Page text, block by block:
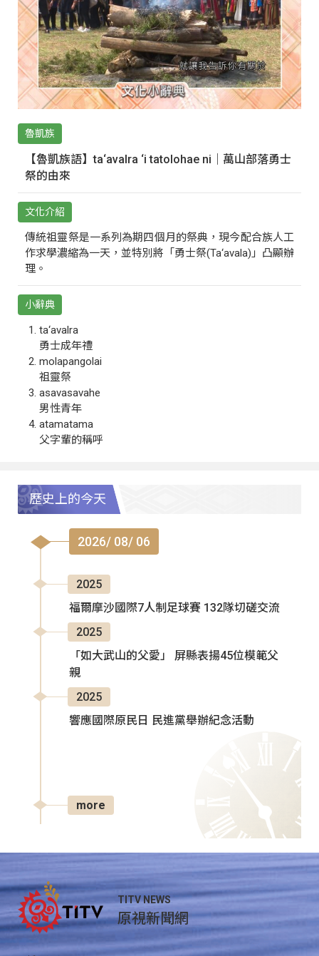
魯凱族
【魯凱族語】ta‘avalra ‘i tatolohae ni｜萬山部落勇士
祭的由來
文化介紹
傳統祖靈祭是一系列為期四個月的祭典，現今配合族人工
作求學濃縮為一天，並特別將「勇士祭(Ta‘avala)」凸顯辦
理。
小辭典
ta‘avalra
勇士成年禮
molapangolai
祖靈祭
asavasavahe
男性青年
atamatama
父字輩的稱呼
歷史上的今天
2026/ 08/ 06
2025
福爾摩沙國際7人制足球賽 132隊切磋交流
2025
「如大武山的父愛」 屏縣表揚45位模範父
親
2025
響應國際原民日 民進黨舉辦紀念活動
more
TITV NEWS
原視新聞網